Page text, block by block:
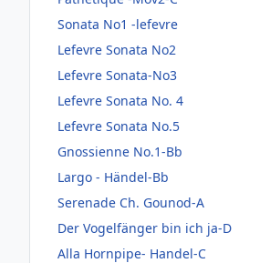
Sonata No1 -lefevre
Lefevre Sonata No2
Lefevre Sonata-No3
Lefevre Sonata No. 4
Lefevre Sonata No.5
Gnossienne No.1-Bb
Largo - Händel-Bb
Serenade Ch. Gounod-A
Der Vogelfänger bin ich ja-D
Alla Hornpipe- Handel-C